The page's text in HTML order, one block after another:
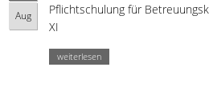
Aug
Pflichtschulung für
XI
weiterlesen